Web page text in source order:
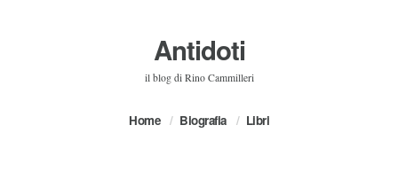
Antidoti
il blog di Rino Cammilleri
Home Biografia Libri